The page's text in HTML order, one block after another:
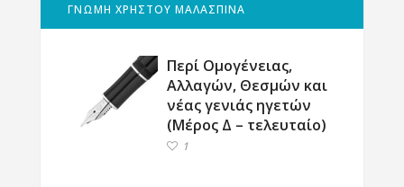
ΓΝΩΜΗ ΧΡΗΣΤΟΥ ΜΑΛΑΣΠΙΝΑ
Περί Ομογένειας,
Αλλαγών, Θεσμών και
νέας γενιάς ηγετών
(Μέρος Δ – τελευταίο)
1